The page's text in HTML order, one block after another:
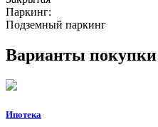
Паркинг:
Подземный паркинг
Варианты покупки
Ипотека